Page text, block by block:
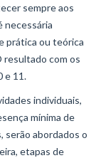
sempre aos
necessária
prática ou teórica
resultado com os
e 11.
individuais,
mínima de
serão abordados o
etapas de